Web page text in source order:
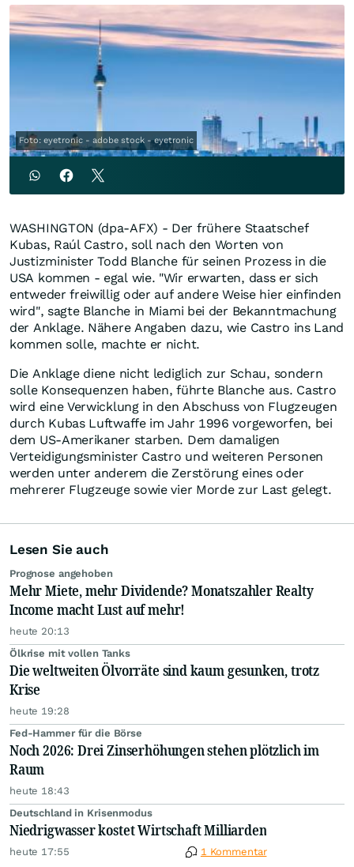
Foto: eyetronic - adobe stock - eyetronic
WASHINGTON (dpa-AFX) - Der frühere Staatschef
Kubas, Raúl Castro, soll nach den Worten von
Justizminister Todd Blanche für seinen Prozess in die
USA kommen - egal wie. "Wir erwarten, dass er sich
entweder freiwillig oder auf andere Weise hier einfinden
wird", sagte Blanche in Miami bei der Bekanntmachung
der Anklage. Nähere Angaben dazu, wie Castro ins Land
kommen solle, machte er nicht.
Die Anklage diene nicht lediglich zur Schau, sondern
solle Konsequenzen haben, führte Blanche aus. Castro
wird eine Verwicklung in den Abschuss von Flugzeugen
durch Kubas Luftwaffe im Jahr 1996 vorgeworfen, bei
dem US-Amerikaner starben. Dem damaligen
Verteidigungsminister Castro und weiteren Personen
werden unter anderem die Zerstörung eines oder
mehrerer Flugzeuge sowie vier Morde zur Last gelegt.
Lesen Sie auch
Prognose angehoben
Mehr Miete, mehr Dividende? Monatszahler Realty
Income macht Lust auf mehr!
heute 20:13
Ölkrise mit vollen Tanks
Die weltweiten Ölvorräte sind kaum gesunken, trotz
Krise
heute 19:28
Fed-Hammer für die Börse
Noch 2026: Drei Zinserhöhungen stehen plötzlich im
Raum
heute 18:43
Deutschland in Krisenmodus
Niedrigwasser kostet Wirtschaft Milliarden
heute 17:55 1 Kommentar